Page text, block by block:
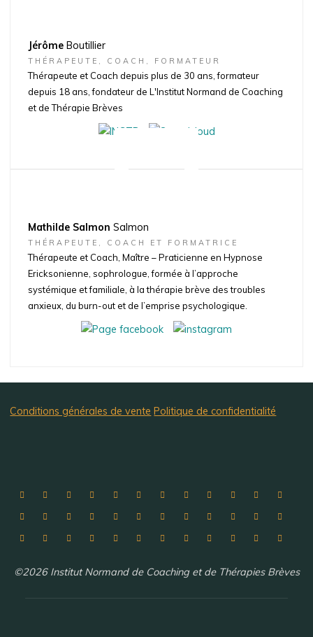
Jérôme Boutillier
THÉRAPEUTE, COACH, FORMATEUR
Thérapeute et Coach depuis plus de 30 ans, formateur
depuis 18 ans, fondateur de L'Institut Normand de Coaching
et de Thérapie Brèves
Mathilde Salmon Salmon
THÉRAPEUTE, COACH ET FORMATRICE
Thérapeute et Coach, Maître – Praticienne en Hypnose
Ericksonienne, sophrologue, formée à l’approche
systémique et familiale, à la thérapie brève des troubles
anxieux, du burn-out et de l’emprise psychologique.
Conditions générales de vente Politique de confidentialité
©2026 Institut Normand de Coaching et de Thérapies Brèves